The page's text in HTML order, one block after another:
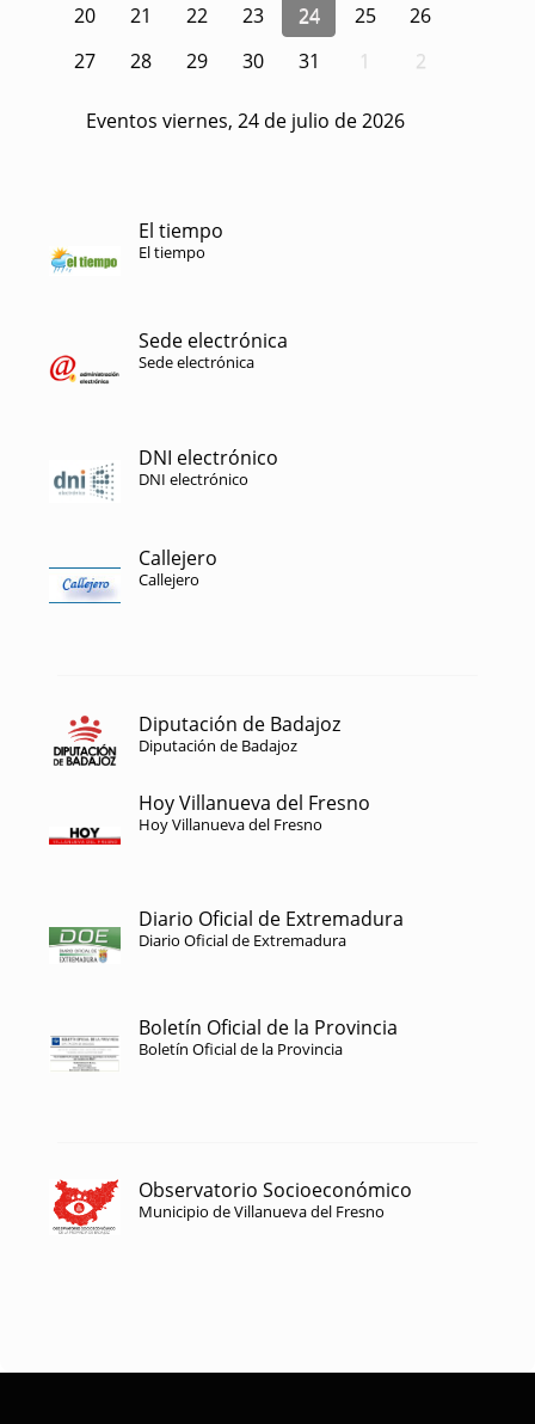
20
21 22 23 24 25
26
27
28 29 30 31 1 2
Eventos viernes, 24 de julio de 2026
El tiempo
El tiempo
Sede electrónica
Sede electrónica
DNI electrónico
DNI electrónico
Callejero
Callejero
Diputación de Badajoz
Diputación de Badajoz
Hoy Villanueva del Fresno
Hoy Villanueva del Fresno
Diario Oficial de Extremadura
Diario Oficial de Extremadura
Boletín Oficial de la Provincia
Boletín Oficial de la Provincia
Observatorio Socioeconómico
Municipio de Villanueva del Fresno